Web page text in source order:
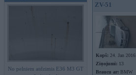
No pelniem atdzimis E36 M3 GT
ZV-51
Kopš: 24. Jan 2016
Ziņojumi: 13
Braucu ar: BMW